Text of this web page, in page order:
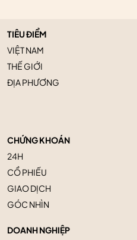
TIÊU ĐIỂM
VIỆT NAM
THẾ GIỚI
ĐỊA PHƯƠNG
CHỨNG KHOÁN
24H
CỔ PHIẾU
GIAO DỊCH
GÓC NHÌN
DOANH NGHIỆP